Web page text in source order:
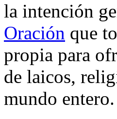
la intención
Oración que
propia para
de laicos,
mundo entero.